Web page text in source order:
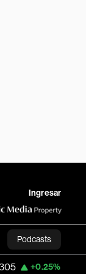
Ingresar
Podcasts
USD COP